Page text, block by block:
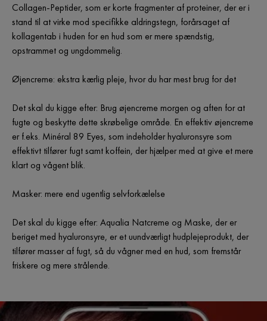
Collagen-Peptider, som er korte fragmenter af proteiner, der er i
stand til at virke mod specifikke aldringstegn, forårsaget af
kollagentab i huden for en hud som er mere spændstig,
opstrammet og ungdommelig.
Øjencreme: ekstra kærlig pleje, hvor du har mest brug for det
Det skal du kigge efter: Brug øjencreme morgen og aften for at
fugte og beskytte dette skrøbelige område. En effektiv øjencreme
er f.eks. Minéral 89 Eyes, som indeholder hyaluronsyre som
effektivt tilfører fugt samt koffein, der hjælper med at give et mere
klart og vågent blik.
Masker: mere end ugentlig selvforkælelse
Det skal du kigge efter: Aqualia Natcreme og Maske, der er
beriget med hyaluronsyre, er et uundværligt hudplejeprodukt, der
tilfører masser af fugt, så du vågner med en hud, som fremstår
friskere og mere strålende.